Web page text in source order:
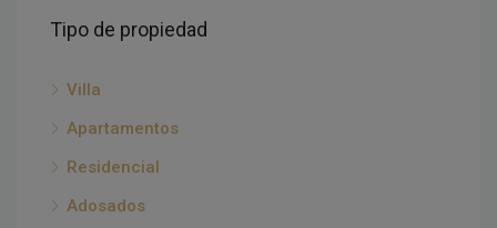
Tipo de propiedad
Villa
Apartamentos
Residencial
Adosados